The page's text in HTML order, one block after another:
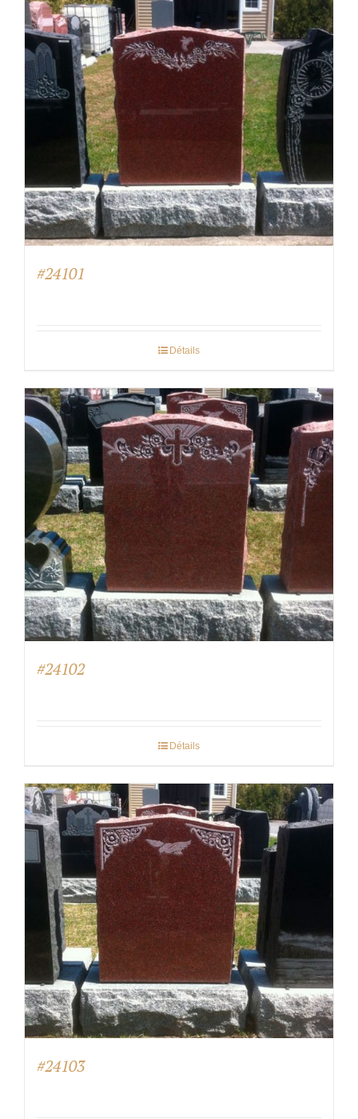
#24101
Détails
#24102
Détails
#24103